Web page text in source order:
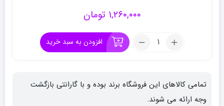
۱,۲۶۰,۰۰۰ تومان
تعداد:
RTY-
2GH
افزودن به سبد خرید
تمامی کالاهای این فروشگاه برند بوده و با گارانتی بازگشت
وجه ارائه می شوند.